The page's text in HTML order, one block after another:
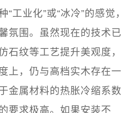
工业化”或“冰冷”的感觉，
氛围。虽然现在的技术已
石纹等工艺提升美观度，
上，仍与高档实木存在一
金属材料的热胀冷缩系数
要求极高。如果安装不